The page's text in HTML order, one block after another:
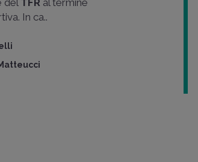
del TFR al termine
In ca..